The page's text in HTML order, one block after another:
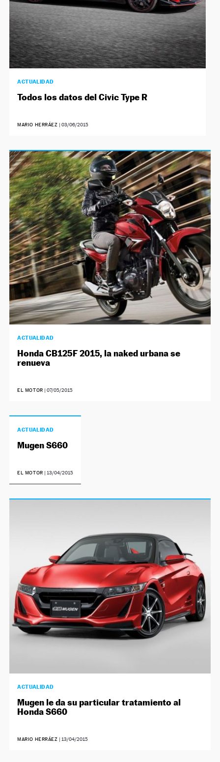
ACTUALIDAD
Todos los datos del Civic Type R
MARIO HERRÁEZ | 03/06/2015
ACTUALIDAD
Honda CB125F 2015, la naked urbana se
renueva
EL MOTOR | 07/05/2015
ACTUALIDAD
Mugen S660
EL MOTOR | 13/04/2015
ACTUALIDAD
Mugen le da su particular tratamiento al
Honda S660
MARIO HERRÁEZ | 13/04/2015